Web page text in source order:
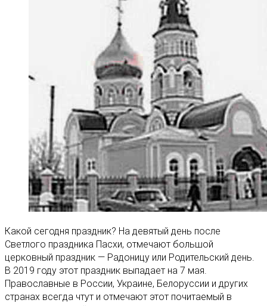
Какой сегодня праздник? На девятый день после
Светлого праздника Пасхи, отмечают большой
церковный праздник — Радоницу или Родительский день.
В 2019 году этот праздник выпадает на 7 мая.
Православные в России, Украине, Белоруссии и других
странах всегда чтут и отмечают этот почитаемый в